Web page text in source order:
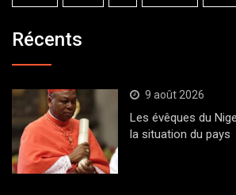
Récents
9 août 2026
Les évêques du
la situation du pays